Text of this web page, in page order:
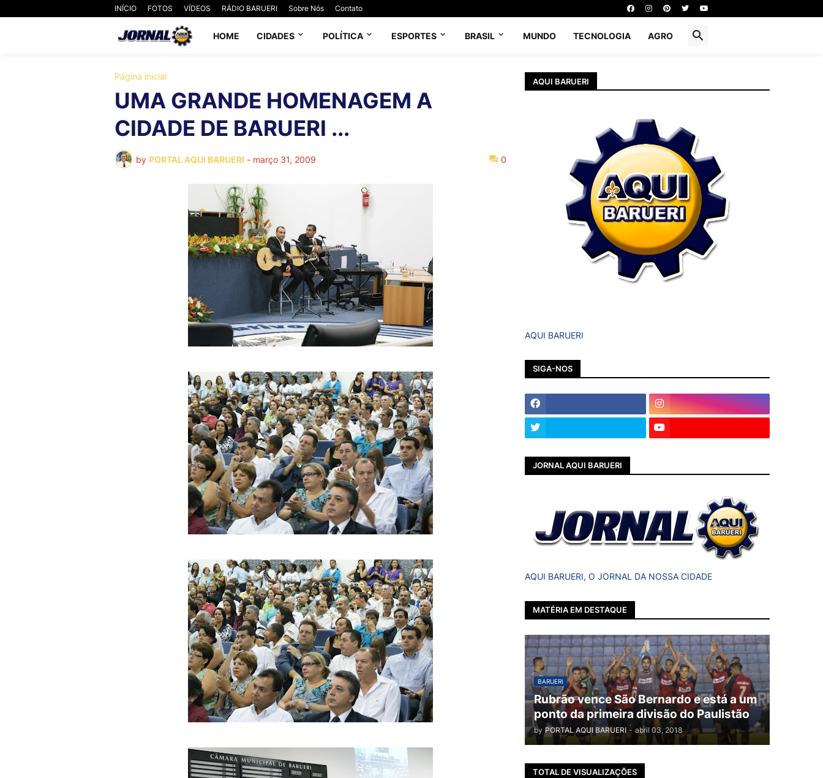
INÍCIO FOTOS VÍDEOS RÁDIO BARUERI Sobre Nós Contato
HOME CIDADES POLÍTICA ESPORTES BRASIL MUNDO TECNOLOGIA AGRO
Página inicial
UMA GRANDE HOMENAGEM A
CIDADE DE BARUERI ...
by PORTAL AQUI BARUERI - março 31, 2009 0
AQUI BARUERI
AQUI BARUERI
SIGA-NOS
JORNAL AQUI BARUERI
AQUI BARUERI, O JORNAL DA NOSSA CIDADE
MATÉRIA EM DESTAQUE
BARUERI
Rubrão vence São Bernardo e está a um
ponto da primeira divisão do Paulistão
by PORTAL AQUI BARUERI - abril 03, 2018
TOTAL DE VISUALIZAÇÕES